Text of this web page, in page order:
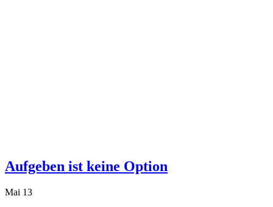
Aufgeben ist keine Option
Mai 13